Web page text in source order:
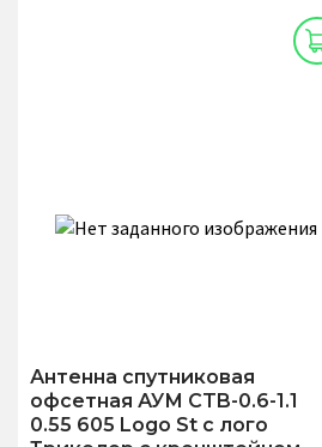
Антенна спутниковая
офсетная АУМ CTB-0.6-1.1
0.55 605 Logo St с лого